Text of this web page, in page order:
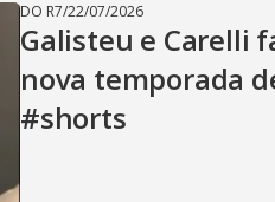
DO R7/22/07/2026
Galisteu e Carelli
nova temporada
#shorts